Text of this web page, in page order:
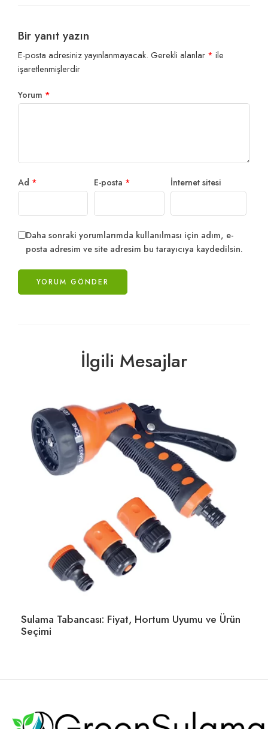
Bir yanıt yazın
E-posta adresiniz yayınlanmayacak. Gerekli alanlar * ile
işaretlenmişlerdir
Yorum *
Ad * E-posta * İnternet sitesi
Daha sonraki yorumlarımda kullanılması için adım, e-
posta adresim ve site adresim bu tarayıcıya kaydedilsin.
İlgili Mesajlar
Sulama Tabancası: Fiyat, Hortum Uyumu ve Ürün
Seçimi